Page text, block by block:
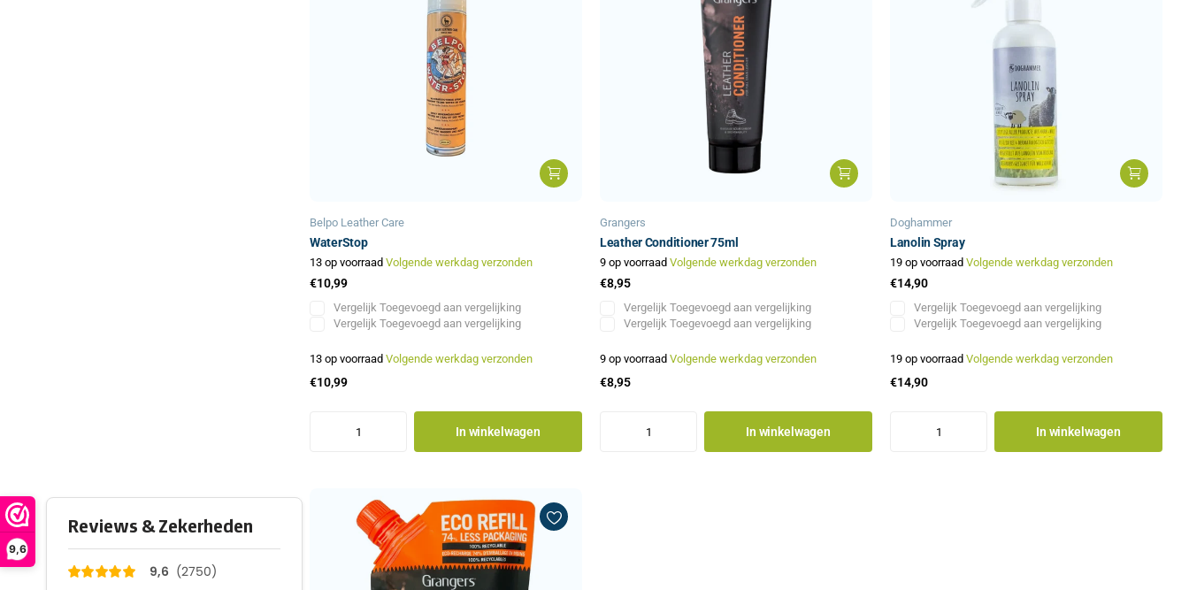
9,6
Belpo Leather Care
WaterStop
13 op voorraad Volgende werkdag verzonden
€10,99
Vergelijk Toegevoegd aan vergelijking
Vergelijk Toegevoegd aan vergelijking
13 op voorraad Volgende werkdag verzonden
€10,99
In winkelwagen
Grangers
Leather Conditioner 75ml
9 op voorraad Volgende werkdag verzonden
€8,95
Vergelijk Toegevoegd aan vergelijking
Vergelijk Toegevoegd aan vergelijking
9 op voorraad Volgende werkdag verzonden
€8,95
In winkelwagen
Doghammer
Lanolin Spray
19 op voorraad Volgende werkdag verzonden
€14,90
Vergelijk Toegevoegd aan vergelijking
Vergelijk Toegevoegd aan vergelijking
19 op voorraad Volgende werkdag verzonden
€14,90
In winkelwagen